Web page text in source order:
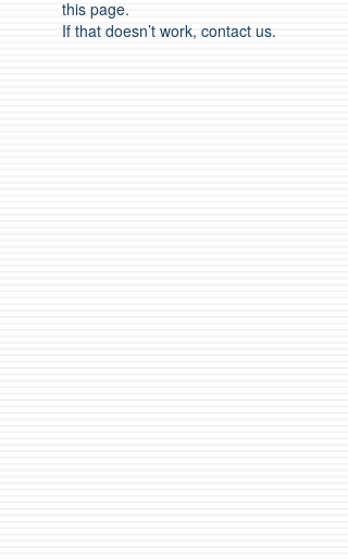
this page.
If that doesn’t work, contact us.